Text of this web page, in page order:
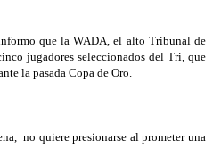
que la WADA, el alto Tribunal de
jugadores seleccionados del Tri, que
la pasada Copa de Oro.
no quiere presionarse al prometer una